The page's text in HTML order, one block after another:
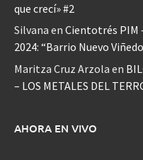
que crecí» #2
Silvana en Cientotrés PIM
2024: “Barrio Nuevo
Maritza Cruz Arzola en
– LOS METALES DEL
AHORA EN VIVO